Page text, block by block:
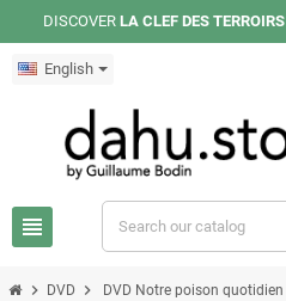
DISCOVER LA CLEF DES TERROIRS
English
view_headline
chevron_right DVD chevron_right DVD Notre poison quotidien